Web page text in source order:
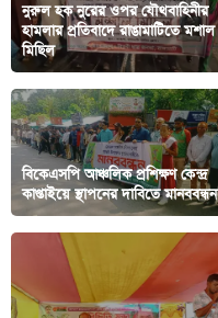
নুরুল হক নুরের ওপর যৌথবাহিনীর
হামলার প্রতিবাদে রাঙামাটিতে মশাল
মিছিল
বিকেএসপি আঞ্চলিক প্রশিক্ষণ কেন্দ্র
কাপ্তাইয়ে স্থাপনের দাবিতে মানববন্ধন